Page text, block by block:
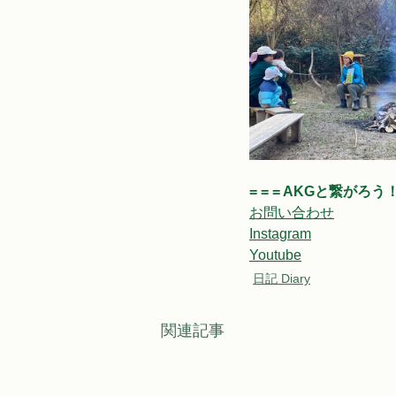
= = = AKGと繋がろう
お問い合わせ
Instagram
Youtube
日記 Diary
関連記事